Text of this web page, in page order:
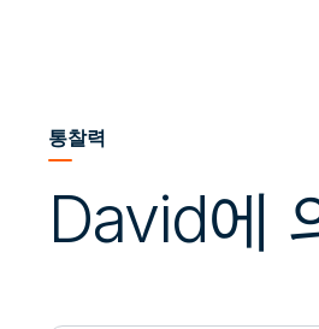
통찰력
David에